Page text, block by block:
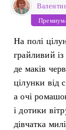
На полі
грайливий
де маків
цілунки від
а очі
і дотики
дівчатка